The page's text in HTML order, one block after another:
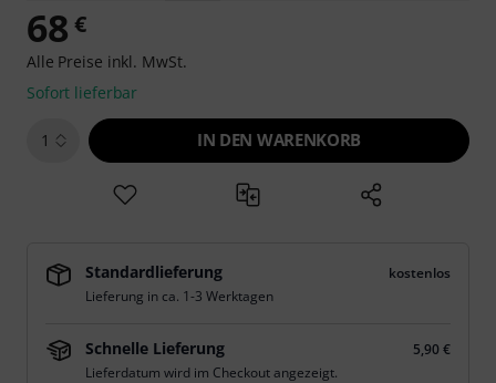
68 €
Alle Preise inkl. MwSt.
Sofort lieferbar
1 IN DEN WARENKORB
Standardlieferung
kostenlos
Lieferung in ca. 1-3 Werktagen
Schnelle Lieferung
5,90 €
Lieferdatum wird im Checkout angezeigt.